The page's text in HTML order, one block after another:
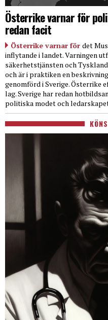
Österrike varnar för
redan facit
Österrike varnar för det
inflytande i landet. Varningen
säkerhetstjänsten och
och är i praktiken en
genomförd i Sverige. Österrike
lag. Sverige har redan
politiska modet och